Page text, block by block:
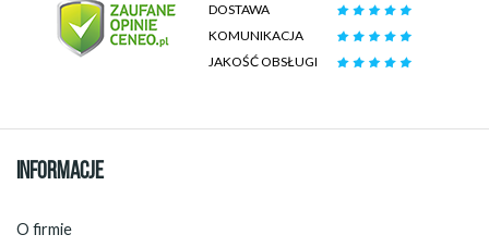
DOSTAWA
KOMUNIKACJA
JAKOŚĆ OBSŁUGI
INFORMACJE
O firmie